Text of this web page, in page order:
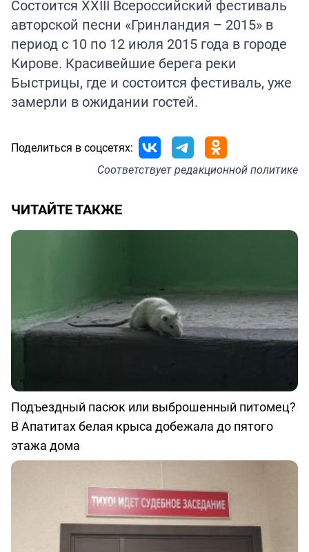
Состоится XXIII Всероссийский фестиваль
авторской песни «Гринландия – 2015» в
период с 10 по 12 июля 2015 года в городе
Кирове. Красивейшие берега реки
Быстрицы, где и состоится фестиваль, уже
замерли в ожидании гостей.
Поделиться в соцсетях:
Соответствуетредакционной политике
ЧИТАЙТЕ ТАКЖЕ
Подъездный пасюк или выброшенный питомец?
В Апатитах белая крыса добежала до пятого
этажа дома